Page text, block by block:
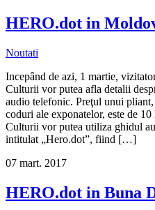
HERO.dot in
Noutati
Incepând de azi, 1 martie,
Culturii vor putea afla detalii
audio telefonic. Preţul unui
coduri ale exponatelor, este de
Culturii vor putea utiliza ghidul
intitulat „Hero.dot”, fiind […]
07 mart. 2017
HERO.dot in Buna